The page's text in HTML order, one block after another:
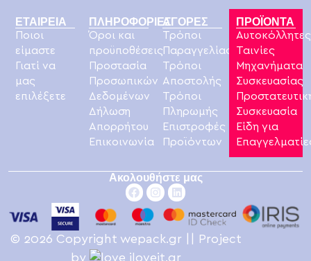
ΕΤΑΙΡΕΙΑ
Ποιοι
είμαστε
Γιατί να
μας
επιλέξετε
ΠΛΗΡΟΦΟΡΙΕΣ
Όροι και
προϋποθέσεις
Προστασία
Προσωπικών
Δεδομένων
Δήλωση
Απορρήτου
Επικοινωνία
ΑΓΟΡΕΣ
Τρόποι
Παραγγελίας
Τρόποι
Αποστολής
Τρόποι
Πληρωμής
Επιστροφές
Προϊόντων
ΠΡΟΪΟΝΤΑ
Αυτοκόλλητες
Ταινίες
Μηχανήματα
Συσκευασίας
Συσκευασία
Είδη για
Ακολουθήστε μας
© 2026 Copyright wepack.gr || Project
by
iloveit.gr